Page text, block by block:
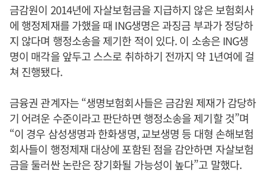
금감원이 2014년에 자살보험금을 지급하지 않은 보험회사
에 행정제재를 가했을 때 ING생명은 과징금 부과가 정당하
지 않다며 행정소송을 제기한 적이 있다. 이 소송은 ING생
명이 매각을 앞두고 스스로 취하하기 전까지 약 1년여에 걸
쳐 진행됐다.
금융권 관계자는 “생명보험회사들은 금감원 제재가 감당하
기 어려운 수준이라고 판단하면 행정소송을 제기할 것”며
“이 경우 삼성생명과 한화생명, 교보생명 등 대형 손해보험
회사들이 행정제재 대상에 포함된 점을 감안하면 자살보험
금을 둘러싼 논란은 장기화될 가능성이 높다”고 말했다.